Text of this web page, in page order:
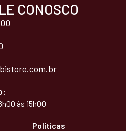
CONOSCO
às 15h00
Políticas